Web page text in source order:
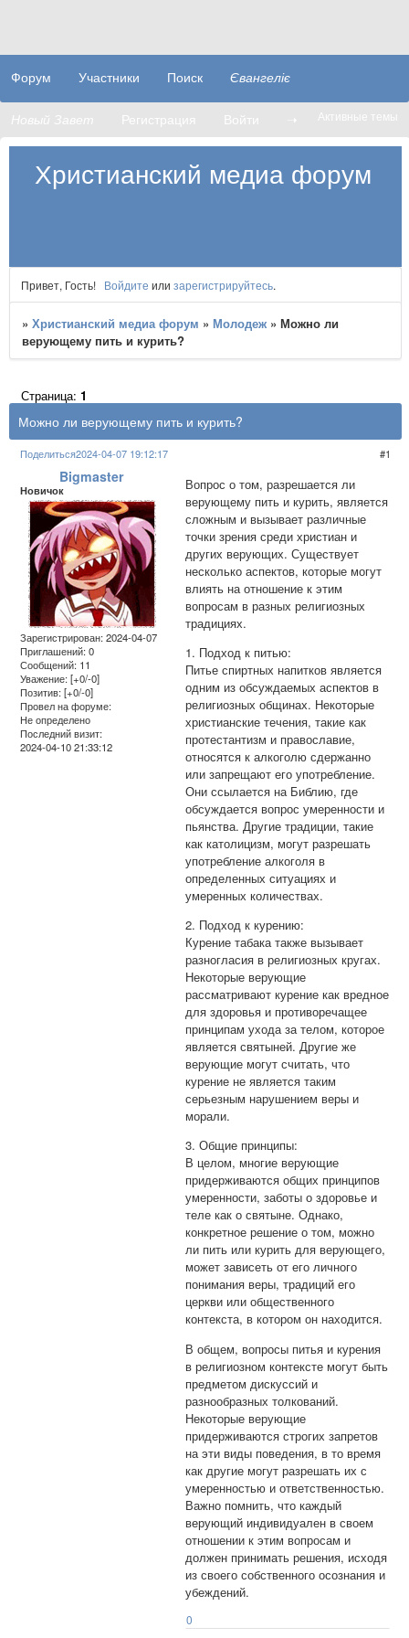
Христианский медиа форум
Форум Участники Поиск Євангеліє
Новый Завет Регистрация Войти ➝ Активные темы
Привет, Гость! Войдите или зарегистрируйтесь.
»Христианский медиа форум » Молодеж »Можно ли
верующему пить и курить?
Можно ли верующему пить и курить?
Страница:1
Поделиться 1
2024-04-07 19:12:17
Bigmaster
Новичок
Зарегистрирован: 2024-04-07
Приглашений:0
Сообщений: 11
Уважение: [+0/-0]
Позитив: [+0/-0]
Провел на форуме:
Не определено
Последний визит:
2024-04-10 21:33:12
Вопрос о том, разрешается ли
верующему пить и курить, является
сложным и вызывает различные
точки зрения среди христиан и
других верующих. Существует
несколько аспектов, которые могут
влиять на отношение к этим
вопросам в разных религиозных
традициях.
1. Подход к питью:
Питье спиртных напитков является
одним из обсуждаемых аспектов в
религиозных общинах. Некоторые
христианские течения, такие как
протестантизм и православие,
относятся к алкоголю сдержанно
или запрещают его употребление.
Они ссылается на Библию, где
обсуждается вопрос умеренности и
пьянства. Другие традиции, такие
как католицизм, могут разрешать
употребление алкоголя в
определенных ситуациях и
умеренных количествах.
2. Подход к курению:
Курение табака также вызывает
разногласия в религиозных кругах.
Некоторые верующие
рассматривают курение как вредное
для здоровья и противоречащее
принципам ухода за телом, которое
является святыней. Другие же
верующие могут считать, что
курение не является таким
серьезным нарушением веры и
морали.
3. Общие принципы:
В целом, многие верующие
придерживаются общих принципов
умеренности, заботы о здоровье и
теле как о святыне. Однако,
конкретное решение о том, можно
ли пить или курить для верующего,
может зависеть от его личного
понимания веры, традиций его
церкви или общественного
контекста, в котором он находится.
В общем, вопросы питья и курения
в религиозном контексте могут быть
предметом дискуссий и
разнообразных толкований.
Некоторые верующие
придерживаются строгих запретов
на эти виды поведения, в то время
как другие могут разрешать их с
умеренностью и ответственностью.
Важно помнить, что каждый
верующий индивидуален в своем
отношении к этим вопросам и
должен принимать решения, исходя
из своего собственного осознания и
убеждений.
0